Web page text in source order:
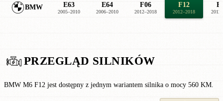
BMW E63
2005–2010
E64
2006–2010
F06
2012–2018
F12
2012–2018
PRZEGLĄD SILNIKÓW
BMW M6 F12 jest dostępny z jednym wariantem silnika o mocy 560 KM.